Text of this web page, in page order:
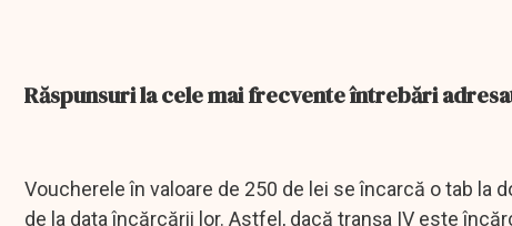
Răspunsuri la cele mai frecvente întrebări
Voucherele în valoare de 250 de lei se încarcă o tab la
de la data încărcării lor. Astfel, dacă tranșa IV este